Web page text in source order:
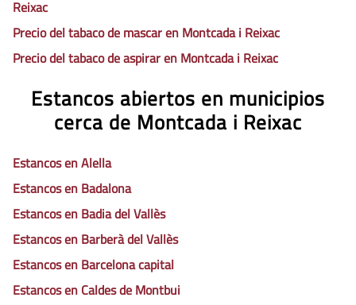
Reixac
Precio del tabaco de mascar en Montcada i Reixac
Precio del tabaco de aspirar en Montcada i Reixac
Estancos abiertos en municipios
cerca de Montcada i Reixac
Estancos en Alella
Estancos en Badalona
Estancos en Badia del Vallès
Estancos en Barberà del Vallès
Estancos en Barcelona capital
Estancos en Caldes de Montbui